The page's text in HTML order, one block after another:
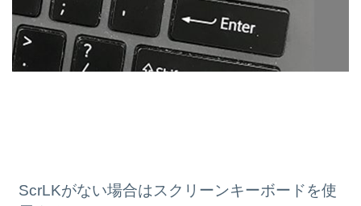
ScrLKがない場合はスクリーンキーボードを使